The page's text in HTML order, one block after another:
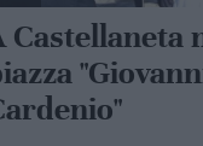
Castellaneta